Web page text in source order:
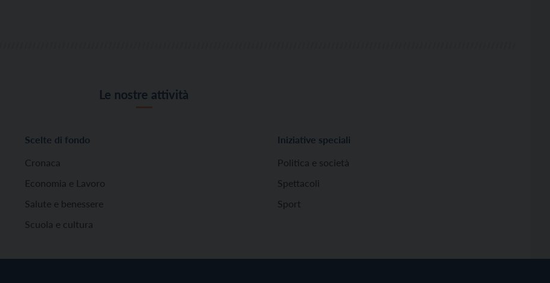
Le nostre attività
Scelte di fondo
Cronaca
Economia e Lavoro
Salute e benessere
Scuola e cultura
Iniziative speciali
Politica e società
Spettacoli
Sport